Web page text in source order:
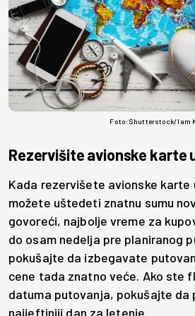
Foto: Shutterstock/I am
Rezervišite avionske karte
Kada rezervišete avionske karte
možete uštedeti znatnu sumu
govoreći, najbolje vreme za
do osam nedelja pre planiranog
pokušajte da izbegavate
cene tada znatno veće. Ako ste
datuma putovanja, pokušajte da
najjeftiniji dan za letenje.